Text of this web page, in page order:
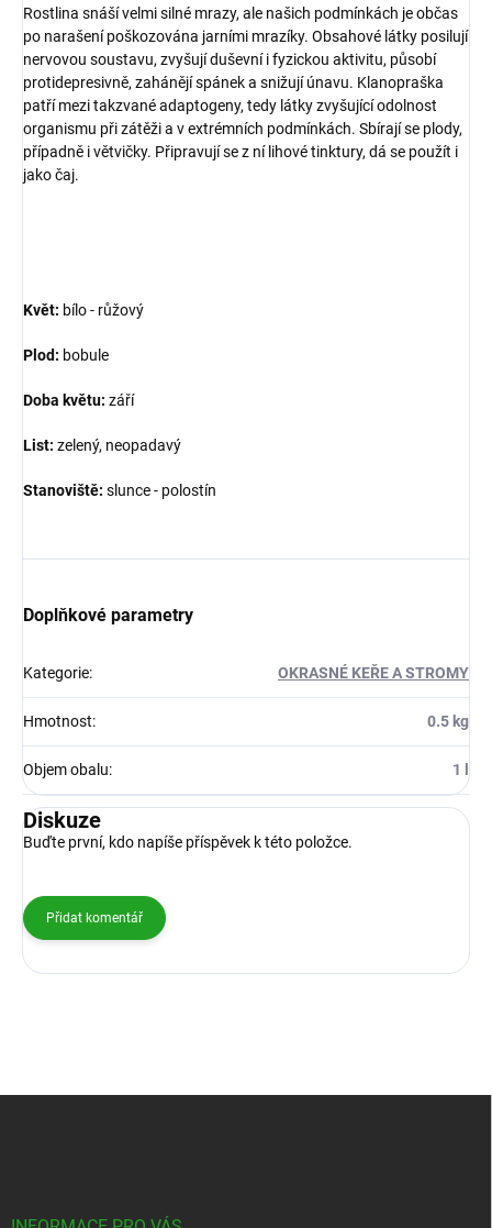
Rostlina snáší velmi silné mrazy, ale našich podmínkách je občas
po narašení poškozována jarními mrazíky. Obsahové látky posilují
nervovou soustavu, zvyšují duševní i fyzickou aktivitu, působí
protidepresivně, zahánějí spánek a snižují únavu. Klanopraška
patří mezi takzvané adaptogeny, tedy látky zvyšující odolnost
organismu při zátěži a v extrémních podmínkách. Sbírají se plody,
případně i větvičky. Připravují se z ní lihové tinktury, dá se použít i
jako čaj.
Květ: bílo - růžový
Plod: bobule
Doba květu: září
List: zelený, neopadavý
Stanoviště: slunce - polostín
Doplňkové parametry
Kategorie: OKRASNÉ KEŘE A STROMY
Hmotnost: 0.5 kg
Objem obalu: 1 l
Diskuze
Buďte první, kdo napíše příspěvek k této položce.
Přidat komentář